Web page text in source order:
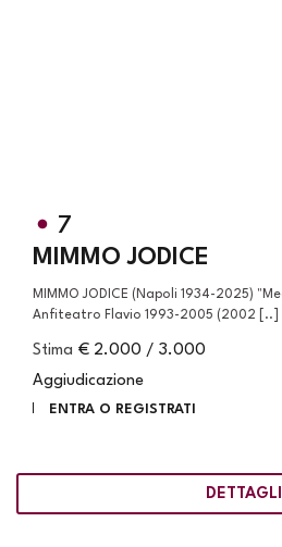
7
MIMMO JODICE
MIMMO JODICE (Napoli 1934-2025) "Mediterraneo", Puetoli,
Anfiteatro Flavio 1993-2005 (2002 [..]
Stima € 2.000 / 3.000
Aggiudicazione
ENTRA O REGISTRATI
DETTAGLI